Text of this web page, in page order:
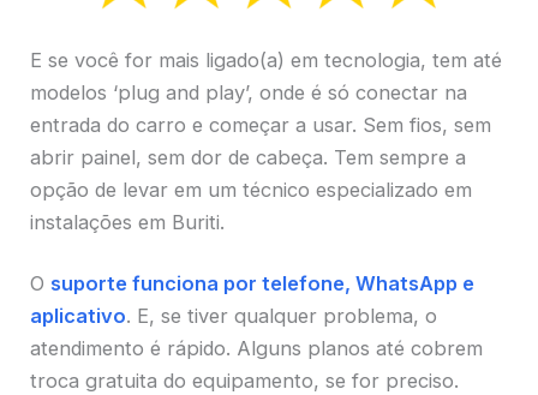
E se você for mais ligado(a) em tecnologia, tem até
modelos ‘plug and play’, onde é só conectar na
entrada do carro e começar a usar. Sem fios, sem
abrir painel, sem dor de cabeça. Tem sempre a
opção de levar em um técnico especializado em
instalações em Buriti.
O suporte funciona por telefone, WhatsApp e
aplicativo. E, se tiver qualquer problema, o
atendimento é rápido. Alguns planos até cobrem
troca gratuita do equipamento, se for preciso.